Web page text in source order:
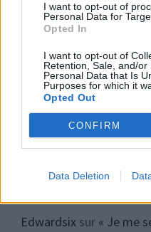
I want to opt-out of
Personal Data for
Opted In
I want to opt-out of
Retention, Sale, and/or
Personal Data that Is
Purposes for which it
Opted Out
CONFIRM
Data Deletion
Commentaires
Edward BurgysurVoici
couple pendant 20 ans,
Doramaland_faitssur
Edwardsixsur « Je me